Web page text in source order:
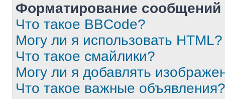
Форматирование
Что такое BBCode?
Могу ли я использовать HTML?
Что такое смайлики?
Могу ли я добавлять
Что такое важные объявления?